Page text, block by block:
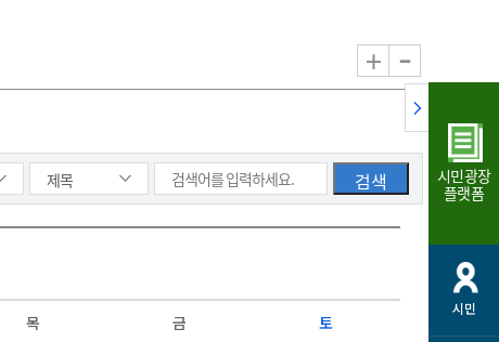
+ -
목 금 토
시민광장
플랫폼
시민